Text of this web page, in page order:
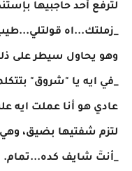
لترفع أحد حاجبيها
_زملتك...اه
وهو يحاول سيطر على
_في ايه يا "شروق"
عادي هو أنا عملت ايه
لتزم شفتيها بضيق،
_أنتٓ شايف كده...تمام.